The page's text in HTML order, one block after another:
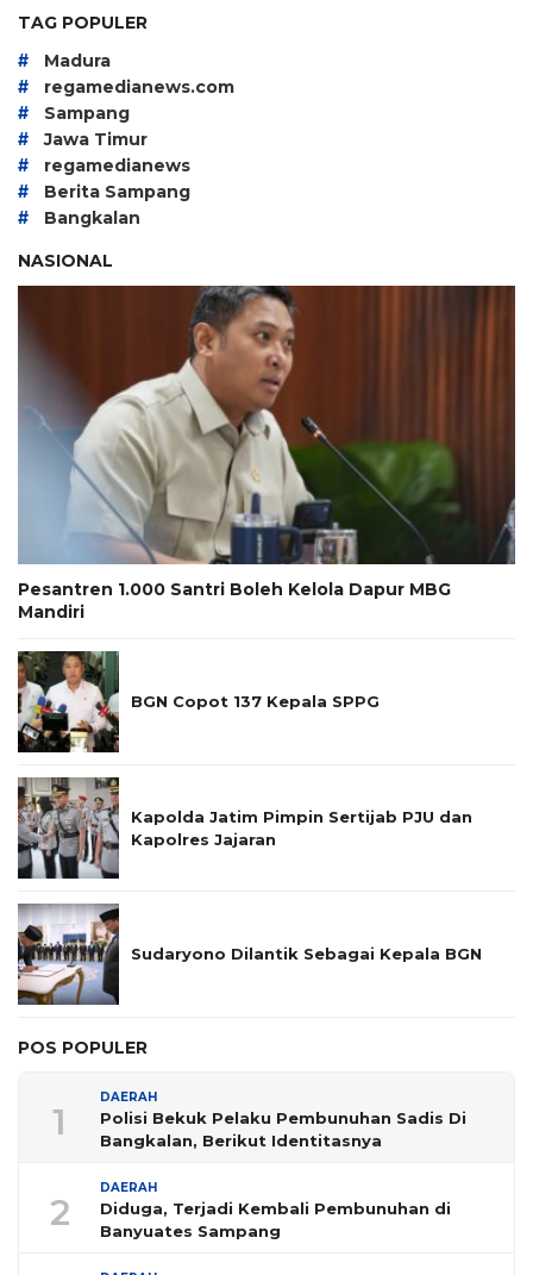
TAG POPULER
# Madura
# regamedianews.com
# Sampang
# Jawa Timur
# regamedianews
# Berita Sampang
#
Bangkalan
NASIONAL
Pesantren 1.000 Santri Boleh Kelola Dapur MBG
Mandiri
BGN Copot 137 Kepala SPPG
Kapolda Jatim Pimpin Sertijab PJU dan
Kapolres Jajaran
Sudaryono Dilantik Sebagai Kepala BGN
POS POPULER
1
DAERAH
Polisi Bekuk Pelaku Pembunuhan Sadis Di
Bangkalan, Berikut Identitasnya
2
DAERAH
Diduga, Terjadi Kembali Pembunuhan di
Banyuates Sampang